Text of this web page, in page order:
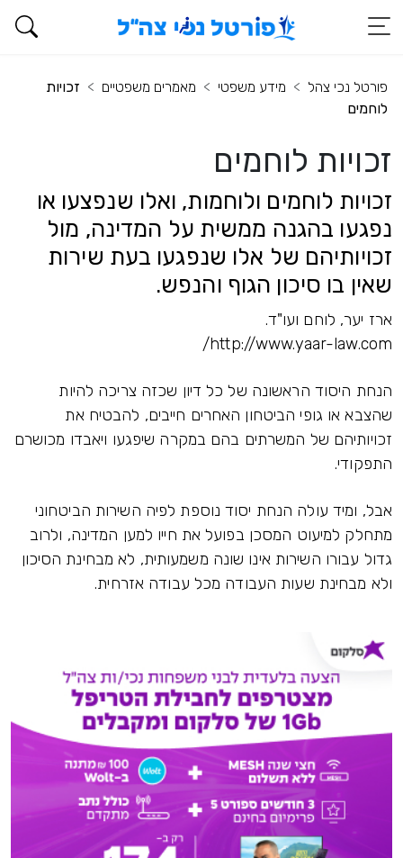
פורטל נכי צהל מידע משפטי מאמרים משפטיים
זכויות
לוחמים
זכויות לוחמים
זכויות לוחמים ולוחמות, ואלו שנפצעו או
נפגעו בהגנה ממשית על המדינה, מול
זכויותיהם של אלו שנפגעו בעת שירות
שאין בו סיכון הגוף והנפש.
ארז יער, לוחם ועו"ד.
http://www.yaar-law.com/
הנחת היסוד הראשונה של כל דיון שכזה צריכה להיות
שהצבא או גופי הביטחון האחרים חייבים, להבטיח את
זכויותיהם של המשרתים בהם במקרה שיפגעו ויאבדו מכושרם
התפקודי.
אבל, ומיד עולה הנחת יסוד נוספת לפיה השירות הביטחוני
מתחלק למיעוט המסכן בפועל את חייו למען המדינה, ולרוב
גדול עבורו השירות אינו שונה משמעותית, לא מבחינת הסיכון
ולא מבחינת שעות העבודה מכל עבודה אזרחית.